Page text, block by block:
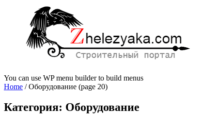
You can use WP menu builder to build menus
Home /Оборудование (page 20)
Категория: Оборудование